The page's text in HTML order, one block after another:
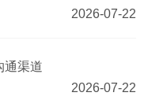
2026-07-22
通渠道
2026-07-22